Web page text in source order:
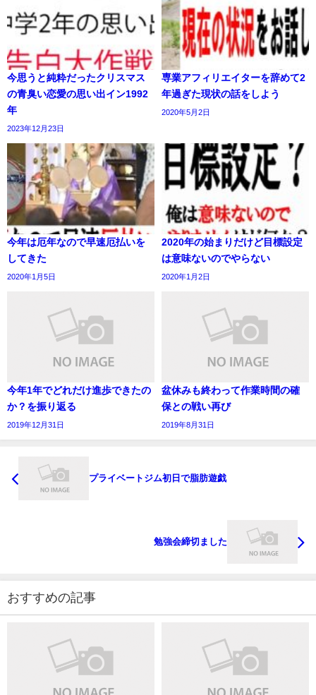
今思うと純粋だったクリスマス
の青臭い恋愛の思い出イン1992
年
2023年12月23日
専業アフィリエイターを辞めて2
年過ぎた現状の話をしよう
2020年5月2日
今年は厄年なので早速厄払いを
してきた
2020年1月5日
2020年の始まりだけど目標設定
は意味ないのでやらない
2020年1月2日
今年1年でどれだけ進歩できたの
か？を振り返る
2019年12月31日
盆休みも終わって作業時間の確
保との戦い再び
2019年8月31日
プライベートジム初日で脂肪遊戯
勉強会締切ました
おすすめの記事